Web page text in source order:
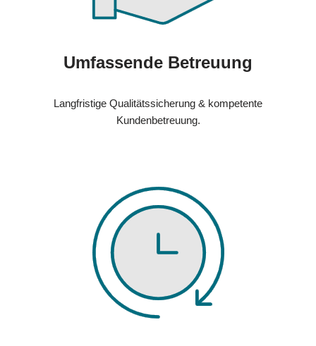
Umfassende Betreuung
Langfristige Qualitätssicherung & kompetente
Kundenbetreuung.